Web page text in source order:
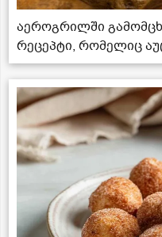
აეროგრილში
რეცეპტი, რომელიც